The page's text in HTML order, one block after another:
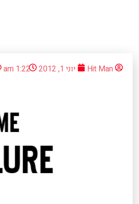
Hit Man יוני 1, 2012 1:22 am